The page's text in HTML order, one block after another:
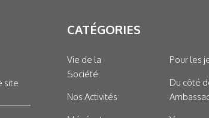
site
CATÉGORIES
Vie de la
Société
Nos Activités
Pour les
Du côté